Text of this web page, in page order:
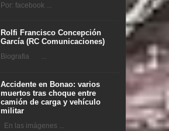
Por: facebook ...
Rolfi Francisco Concepción
García (RC Comunicaciones)
Biografia ...
Accidente en Bonao: varios
muertos tras choque entre
camión de carga y vehículo
militar
En las imágenes ...